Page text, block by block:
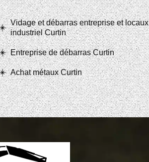
Vidage et débarras entreprise et locaux
industriel Curtin
Entreprise de débarras Curtin
Achat métaux Curtin